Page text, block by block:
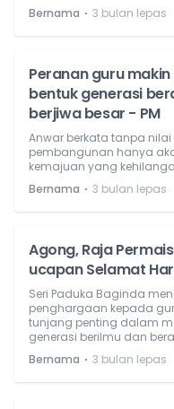
Bernama ⋅ 3 bulan lepas
Peranan guru
bentuk generasi
berjiwa besar - PM
Anwar berkata tanpa
pembangunan hanya
kemajuan yang
Bernama ⋅ 3 bulan lepas
Agong, Raja
ucapan Selamat
Seri Paduka Baginda
penghargaan kepada
tunjang penting dalam
generasi berilmu dan
Bernama ⋅ 3 bulan lepas